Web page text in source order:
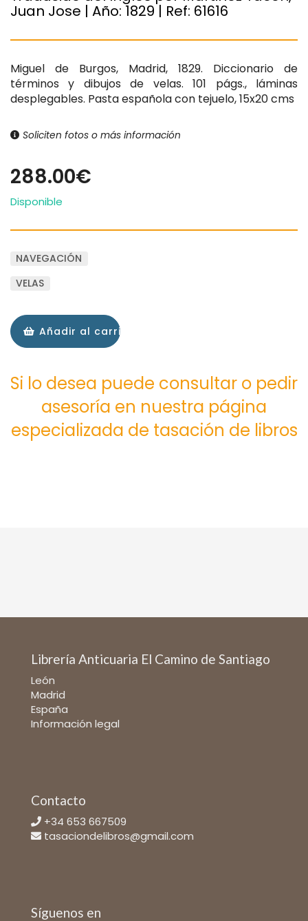
Juan Jose | Año:1829| Ref: 61616
Miguel de Burgos, Madrid, 1829. Diccionario de
términos y dibujos de velas. 101 págs., láminas
desplegables. Pasta española con tejuelo, 15x20 cms
Soliciten fotos o más información
288.00€
Disponible
NAVEGACIÓN
VELAS
Añadir al carrito
Si lo desea puede consultar o pedir
asesoría en nuestra página
especializada de tasación de libros
Librería Anticuaria El Camino de Santiago
León
Madrid
España
Información legal
Contacto
+34 653 667509
tasaciondelibros@gmail.com
Síguenos en